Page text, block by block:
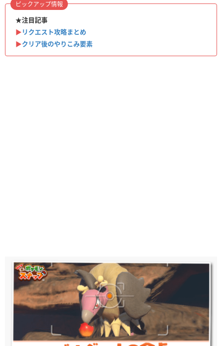
★注目記事
▶︎リクエスト攻略まとめ
▶︎クリア後のやりこみ要素
ピックアップ情報